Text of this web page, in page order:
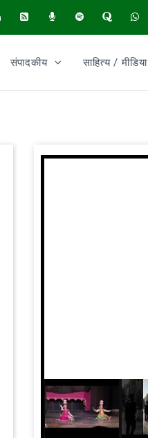
संपादकीय साहित्य / मीडिया